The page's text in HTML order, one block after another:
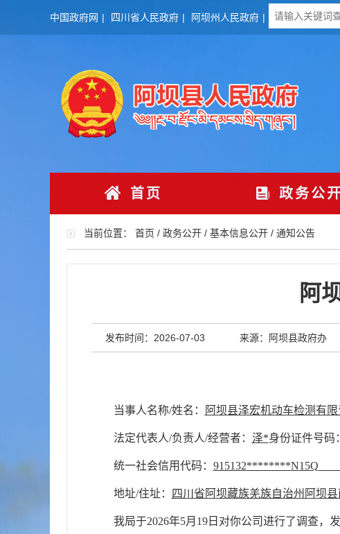
中国政府网 | 四川省人民政府 | 阿坝州人民政府 |
首页 政务公开
当前位置： 首页 / 政务公开 / 基本信息公开 / 通知公告
阿
发布时间：2026-07-03 来源：阿坝县政府办
当事人名称/姓名： 阿坝县泽宏机动车检测有限
法定代表人/负责人/经营者： 泽*身份证件号码 ：
统一社会信用代码： 915132********N15Q
地址/住址： 四川省阿坝藏族羌族自治州阿坝县
我局于2026年5月 19日对你公司进行了调查，